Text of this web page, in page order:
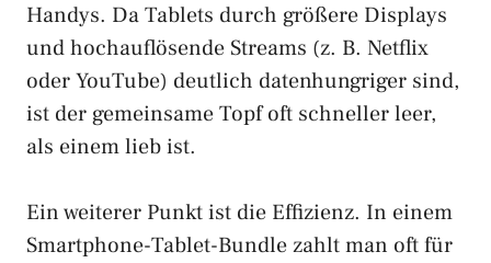
Handys. Da Tablets durch größere Displays
und hochauflösende Streams (z. B. Netflix
oder YouTube) deutlich datenhungriger sind,
ist der gemeinsame Topf oft schneller leer,
als einem lieb ist.
Ein weiterer Punkt ist die Effizienz. In einem
Smartphone-Tablet-Bundle zahlt man oft für